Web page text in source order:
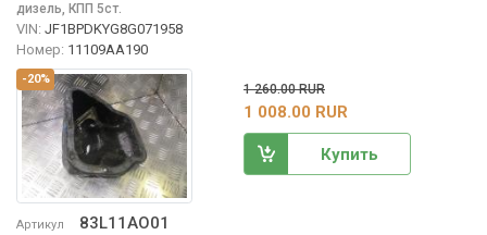
-20%
Артикул 83L11AO01
дизель, КПП 5ст.
VIN: JF1BPDKYG8G071958
Номер: 11109AA190
1 260.00 RUR
1 008.00 RUR
Купить